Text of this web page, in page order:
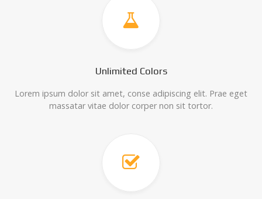
Unlimited Colors
Lorem ipsum dolor sit amet, conse adipiscing elit. Prae eget
massatar vitae dolor corper non sit tortor.